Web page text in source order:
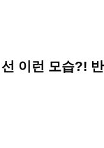
선 이런 모습?! 반